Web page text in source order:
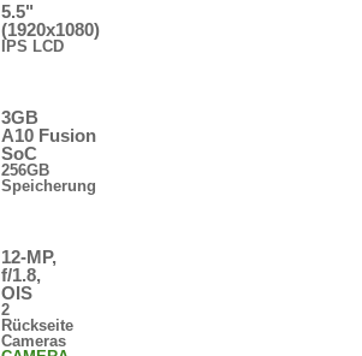
5.5"
(1920x1080)
IPS LCD
3GB
A10 Fusion
SoC
256GB
Speicherung
12-MP,
f/1.8,
OIS
2
Rückseite
Cameras